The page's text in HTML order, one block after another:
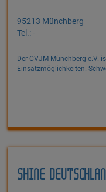
95213 Münchberg
Tel.: -
Der CVJM Münchberg e.V.
Einsatzmöglichkeiten.
SHINE